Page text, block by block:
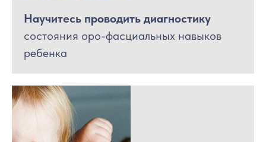
Научитесь проводить диагностику
состояния оро-фасциальных навыков
ребенка